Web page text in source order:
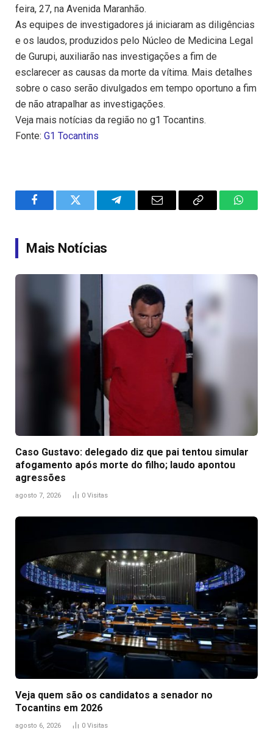
feira, 27, na Avenida Maranhão.
As equipes de investigadores já iniciaram as diligências
e os laudos, produzidos pelo Núcleo de Medicina Legal
de Gurupi, auxiliarão nas investigações a fim de
esclarecer as causas da morte da vítima. Mais detalhes
sobre o caso serão divulgados em tempo oportuno a fim
de não atrapalhar as investigações.
Veja mais notícias da região no g1 Tocantins.
Fonte: G1 Tocantins
FacebookTwitter TelegramEmail
Copy
Mais Notícias
Caso Gustavo: delegado diz que pai tentou simular
afogamento após morte do filho; laudo apontou
agressões
agosto 7, 2026 0 Visitas
Veja quem são os candidatos a senador no
Tocantins em 2026
agosto 6, 2026 0 Visitas